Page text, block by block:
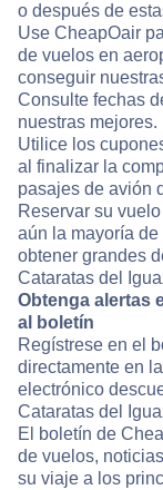
o después de
Use CheapOair
de vuelos en
conseguir
Consulte fechas
nuestras mejores.
Utilice los
al finalizar la
pasajes de avión
Reservar su
aún la mayoría
obtener grandes
Cataratas del
Obtenga alertas
al boletín
Regístrese en el
directamente en
electrónico
Cataratas del
El boletín de
de vuelos,
su viaje a los